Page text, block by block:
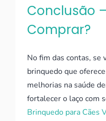
Conclusão
Comprar?
No fim das contas, se
brinquedo que
melhorias na saúde
fortalecer o laço com
Brinquedo para Cães